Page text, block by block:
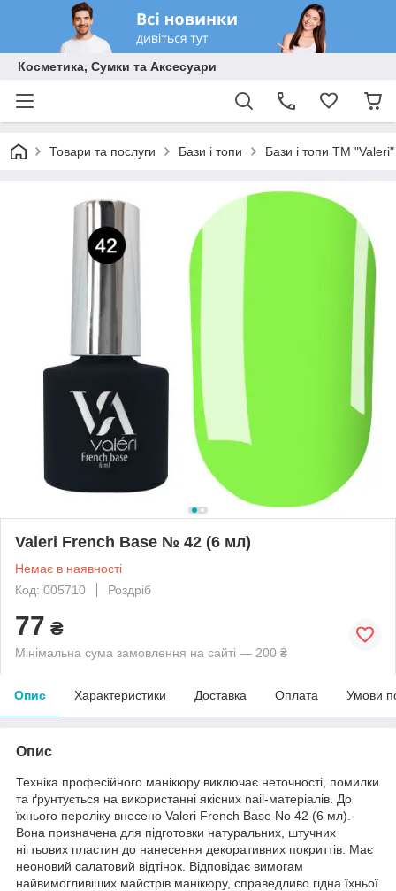
Косметика, Сумки та Аксесуари
Товари та послуги Бази і топи Бази і топи ТМ "Valeri"
Valeri French Base № 42 (6 мл)
Немає в наявності
Код: 005710
Роздріб
77 ₴
Мінімальна сума замовлення на сайті — 200 ₴
Опис Характеристики Доставка Оплата Умови
Опис
Техніка професійного манікюру виключає неточності, помилки
та ґрунтується на використанні якісних nail-матеріалів. До
їхнього переліку внесено Valeri French Base No 42 (6 мл).
Вона призначена для підготовки натуральних, штучних
нігтьових пластин до нанесення декоративних покриттів. Має
неоновий салатовий відтінок. Відповідає вимогам
найвимогливіших майстрів манікюру, справедливо гідна їхньої